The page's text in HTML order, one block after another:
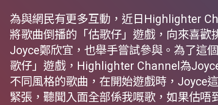
為與網民有更多互動，近日Highlighter
將歌曲倒播的「估歌仔」遊戲，向來喜歡
Joyce鄭欣宜，也舉手嘗試參與。為了這
歌仔」遊戲，Highlighter Channel為
不同風格的歌曲，在開始遊戲時，Joyce
緊張，聽聞入面全部係我嘅歌，如果估唔